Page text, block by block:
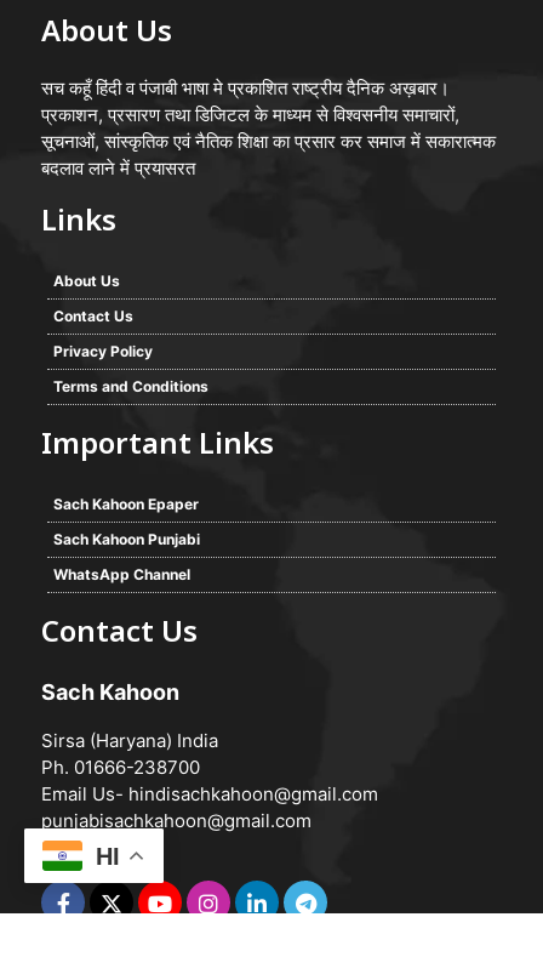
About Us
सच कहूँ हिंदी व पंजाबी भाषा मे प्रकाशित राष्ट्रीय दैनिक अख़बार।
प्रकाशन, प्रसारण तथा डिजिटल के माध्यम से विश्वसनीय समाचारों,
सूचनाओं, सांस्कृतिक एवं नैतिक शिक्षा का प्रसार कर समाज में सकारात्मक
बदलाव लाने में प्रयासरत
Links
About Us
Contact Us
Privacy Policy
Terms and Conditions
Important Links
Sach Kahoon Epaper
Sach Kahoon Punjabi
WhatsApp Channel
Contact Us
Sach Kahoon
Sirsa (Haryana) India
Ph. 01666-238700
Email Us- hindisachkahoon@gmail.com
punjabisachkahoon@gmail.com
HI